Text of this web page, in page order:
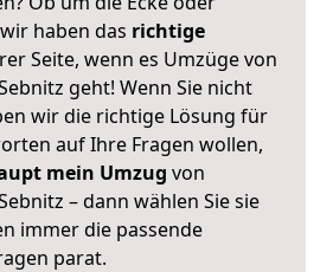
haben das richtige
Seite, wenn es Umzüge von
geht! Wenn Sie nicht
wir die richtige Lösung für
auf Ihre Fragen wollen,
mein Umzug von
– dann wählen Sie sie
immer die passende
parat.